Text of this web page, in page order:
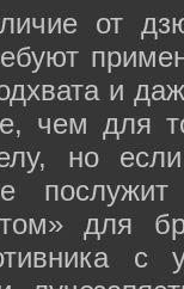
от
и
чем для
но
для
с